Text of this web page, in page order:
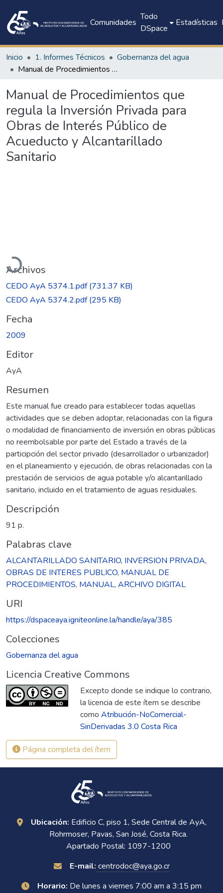
Comunidades
Todo
DSpace
Estadísticas
Inicio 1. Informes Técnicos
Gobernanza del agua
Manual de Procedimientos que regula la Inversión Privada para Obras de Interés Público de Acueducto y Alcantarillado Sanitario
Manual de Procedimientos que
regula la Inversión Privada para
Obras de Interés Público de
Acueducto y Alcantarillado
Sanitario
Cargando...
Archivos
CEDO AyA 5374.1.pdf(731.37 KB)
CEDO AyA 5374.2.pdf(295 KB)
Fecha
2009
Editor
AyA
Resumen
Este manual fue creado para establecer todas aquellas
actividades que se deben adoptar, relacionadas con la figura
o modalidad de financiamiento de inversión en obras públicas
no reembolsable por parte del Estado a través de la
participción del sector privado (desarrollador o urbanizador)
en el planeamiento y ejecución, de obras relacionadas con la
prestación de servicios de agua potable y/o alcantarillado
sanitario, incluido en el tratamiento de aguas residuales.
Descripción
91 p.
Palabras clave
ALCANTARILLADO SANITARIO, INVERSION PRIVADA,
OBRAS DE INTERES PUBLICO, MANUAL DE
PROCEDIMIENTOS, MANUAL, ARCHIVO DIGITAL
URI
https://dspaceaya.igniteonline.la/handle/aya/385
Colecciones
Gobernanza del agua
Licencia Creative Commons
Excepto donde se indique lo contrario,
la licencia de este ítem se describe
como Atribución-NoComercial-
SinDerivadas 3.0 Costa Rica
Página completa del ítem
Ubicación: Edificio C, piso 1, Sede Central de AyA,
Rohrmoser, Pavas, San José, Costa Rica.
Apartado Postal: 1097-1200
E-mail: centrodoc@aya.go.cr
Horario: De lunes a viernes 7:00 am a 3:15 pm